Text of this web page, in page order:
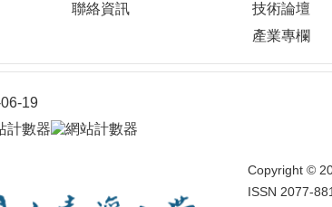
聯絡資訊
技術論壇
產業專欄
19
Copyright ©
ISSN 2077-